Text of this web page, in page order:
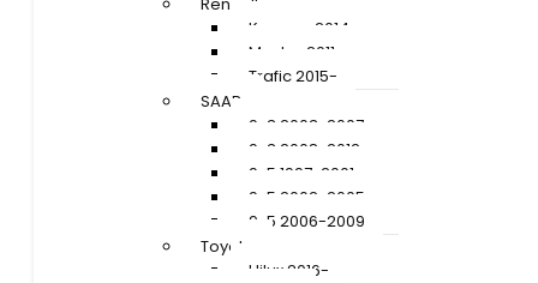
Kangoo 2014-
Master 2011-
Trafic 2015-
SAAB
9-3 2003-2007
9-3 2008-2012
9-5 1997-2001
9-5 2002-2005
9-5 2006-2009
Toyota
Hilux 2016-